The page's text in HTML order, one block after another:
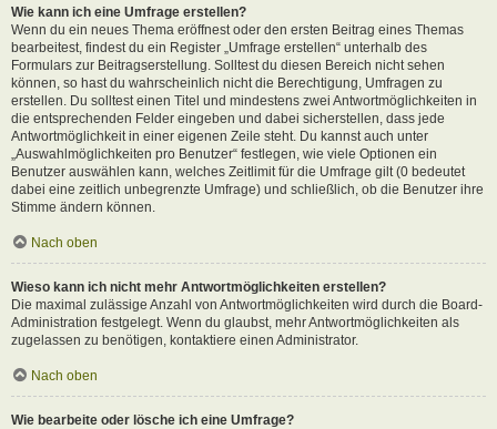
Wie kann ich eine Umfrage erstellen?
Wenn du ein neues Thema eröffnest oder den ersten Beitrag eines Themas
bearbeitest, findest du ein Register „Umfrage erstellen“ unterhalb des
Formulars zur Beitragserstellung. Solltest du diesen Bereich nicht sehen
können, so hast du wahrscheinlich nicht die Berechtigung, Umfragen zu
erstellen. Du solltest einen Titel und mindestens zwei Antwortmöglichkeiten in
die entsprechenden Felder eingeben und dabei sicherstellen, dass jede
Antwortmöglichkeit in einer eigenen Zeile steht. Du kannst auch unter
„Auswahlmöglichkeiten pro Benutzer“ festlegen, wie viele Optionen ein
Benutzer auswählen kann, welches Zeitlimit für die Umfrage gilt (0 bedeutet
dabei eine zeitlich unbegrenzte Umfrage) und schließlich, ob die Benutzer ihre
Stimme ändern können.
Nach oben
Wieso kann ich nicht mehr Antwortmöglichkeiten erstellen?
Die maximal zulässige Anzahl von Antwortmöglichkeiten wird durch die Board-
Administration festgelegt. Wenn du glaubst, mehr Antwortmöglichkeiten als
zugelassen zu benötigen, kontaktiere einen Administrator.
Nach oben
Wie bearbeite oder lösche ich eine Umfrage?